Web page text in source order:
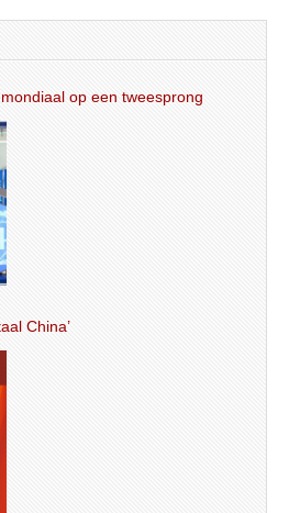
# 108: AI mondiaal op een tweesprong
China’